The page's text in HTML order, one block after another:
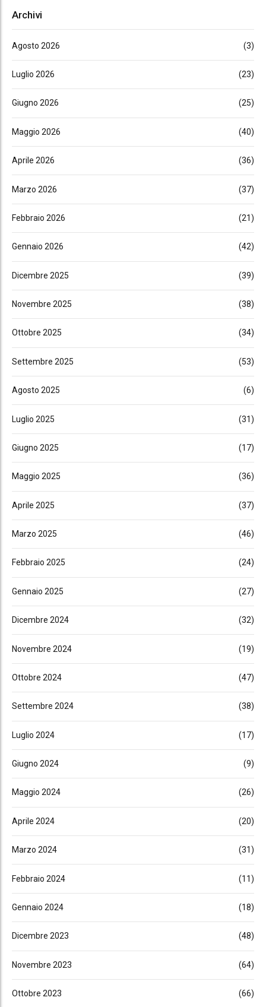
Archivi
Agosto 2026 (3)
Luglio 2026 (23)
Giugno 2026 (25)
Maggio 2026 (40)
Aprile 2026 (36)
Marzo 2026 (37)
Febbraio 2026 (21)
Gennaio 2026 (42)
Dicembre 2025 (39)
Novembre 2025 (38)
Ottobre 2025 (34)
Settembre 2025 (53)
Agosto 2025 (6)
Luglio 2025 (31)
Giugno 2025 (17)
Maggio 2025 (36)
Aprile 2025 (37)
Marzo 2025 (46)
Febbraio 2025 (24)
Gennaio 2025 (27)
Dicembre 2024 (32)
Novembre 2024 (19)
Ottobre 2024 (47)
Settembre 2024 (38)
Luglio 2024 (17)
Giugno 2024 (9)
Maggio 2024 (26)
Aprile 2024 (20)
Marzo 2024 (31)
Febbraio 2024 (11)
Gennaio 2024 (18)
Dicembre 2023 (48)
Novembre 2023 (64)
Ottobre 2023 (66)